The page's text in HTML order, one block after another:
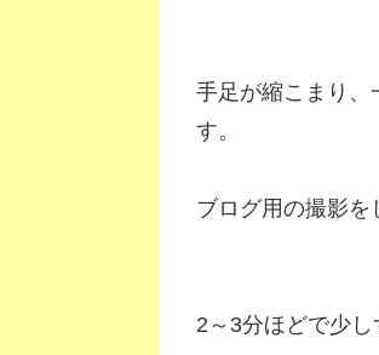
手足が縮こまり、
す。
ブログ用の撮影を
2～3分ほどで少し